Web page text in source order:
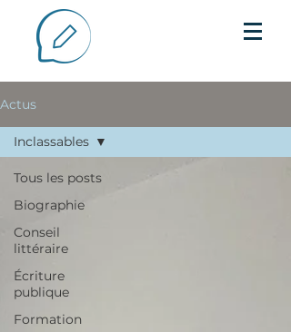
Actus
Tous les posts
Biographie
Conseil
littéraire
Écriture
publique
Formation
Inclassables